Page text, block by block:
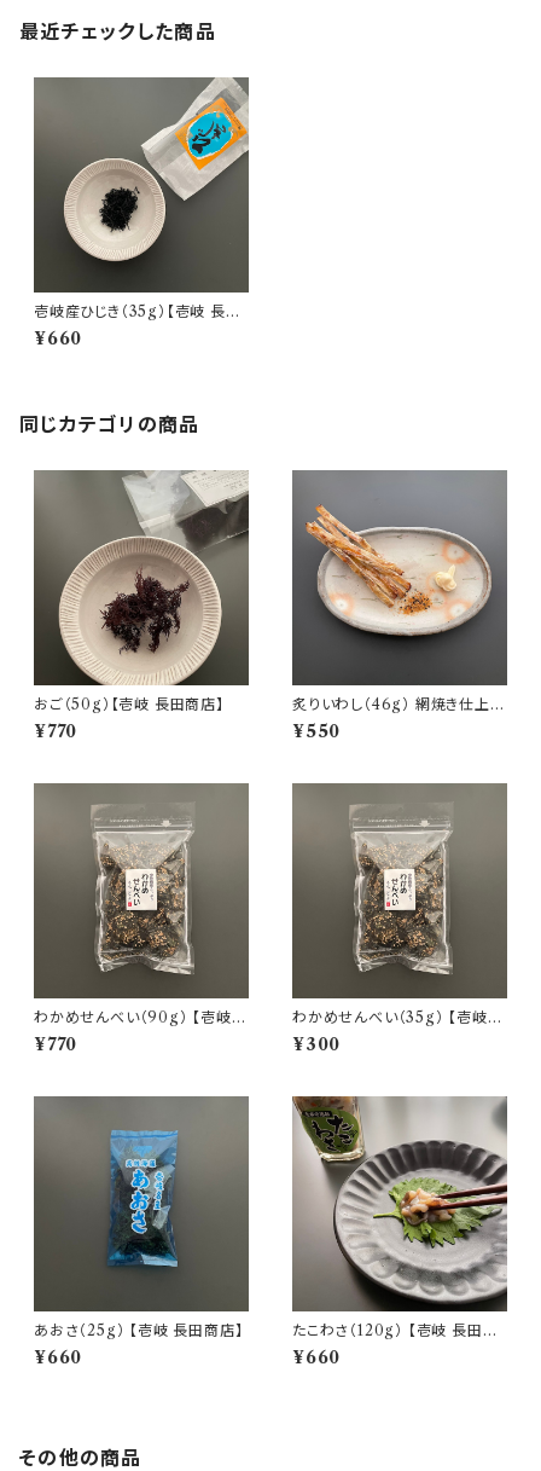
最近チェックした商品
壱岐産ひじき（35g）【壱岐 長田
商店】
¥660
同じカテゴリの商品
おご（50g）【壱岐 長田商店】
¥770
炙りいわし（46g） 網焼き仕上げ
【壱岐 長田商店】
¥550
わかめせんべい（90g） 【壱岐
長田商店】
¥770
わかめせんべい（35g） 【壱岐
長田商店】
¥300
あおさ（25g） 【壱岐 長田商店】
¥660
たこわさ（120g） 【壱岐 長田商
店】
¥660
その他の商品